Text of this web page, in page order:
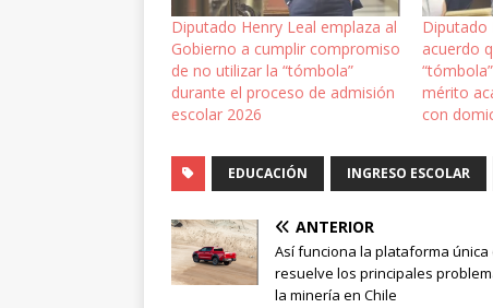
Diputado Henry Leal emplaza al
Gobierno a cumplir compromiso
de no utilizar la “tómbola”
durante el proceso de admisión
escolar 2026
Diputado
acuerdo
mérito
con
EDUCACIÓN INGRESO ESCOLAR
ANTERIOR
Así funciona la plataforma única
resuelve los principales
la minería en Chile